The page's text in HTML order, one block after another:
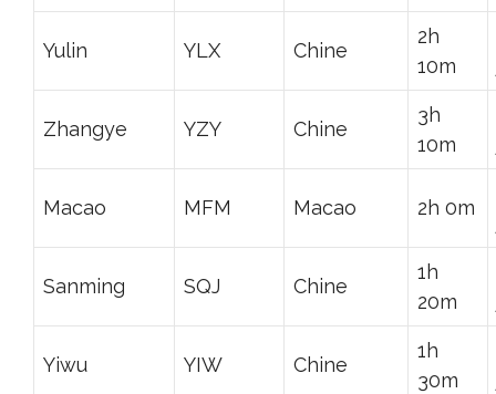
Yulin YLX Chine
2h
10m
Zhangye YZY Chine
3h
10m
Macao MFM Macao 2h 0m
Sanming SQJ Chine
1h
20m
Yiwu YIW Chine
1h
30m